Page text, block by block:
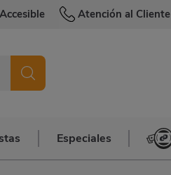
Atención al Cliente
Especiales